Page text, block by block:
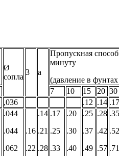
Ø
сопла
3 a
Пропускная
минуту
(давление в
7 10 15 20 30
,036 .12 .14 .17
.044
.044
.062
.16
.22
.14
.21
.28
.17
.25
.33
.20
.30
.40
.25
.37
.49
.28
.42
.57
.35
.52
.71